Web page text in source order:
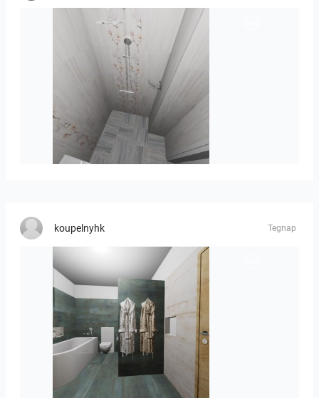
Liliya_Stoyanova-01
koupelnyhk Tegnap
koupelna-01